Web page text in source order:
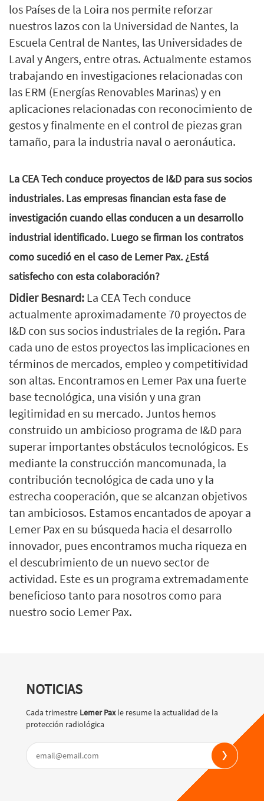
los Países de la Loira nos permite reforzar
nuestros lazos con la Universidad de Nantes, la
Escuela Central de Nantes, las Universidades de
Laval y Angers, entre otras. Actualmente estamos
trabajando en investigaciones relacionadas con
las ERM (Energías Renovables Marinas) y en
aplicaciones relacionadas con reconocimiento de
gestos y finalmente en el control de piezas gran
tamaño, para la industria naval o aeronáutica.
La CEA Tech conduce proyectos de I&D para sus socios
industriales. Las empresas financian esta fase de
investigación cuando ellas conducen a un desarrollo
industrial identificado. Luego se firman los contratos
como sucedió en el caso de Lemer Pax. ¿Está
satisfecho con esta colaboración?
Didier Besnard: La CEA Tech conduce
actualmente aproximadamente 70 proyectos de
I&D con sus socios industriales de la región. Para
cada uno de estos proyectos las implicaciones en
términos de mercados, empleo y competitividad
son altas. Encontramos en Lemer Pax una fuerte
base tecnológica, una visión y una gran
legitimidad en su mercado. Juntos hemos
construido un ambicioso programa de I&D para
superar importantes obstáculos tecnológicos. Es
mediante la construcción mancomunada, la
contribución tecnológica de cada uno y la
estrecha cooperación, que se alcanzan objetivos
tan ambiciosos. Estamos encantados de apoyar a
Lemer Pax en su búsqueda hacia el desarrollo
innovador, pues encontramos mucha riqueza en
el descubrimiento de un nuevo sector de
actividad. Este es un programa extremadamente
beneficioso tanto para nosotros como para
nuestro socio Lemer Pax.
NOTICIAS
Cada trimestre Lemer Paxle resume la actualidad de la
protección radiológica